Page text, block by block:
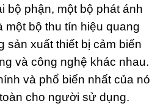
bộ phận, một bộ phát ánh
một bộ thu tín hiệu quang
sản xuất thiết bị cảm biến
và công nghệ khác nhau.
và phổ biến nhất của nó
cho người sử dụng.